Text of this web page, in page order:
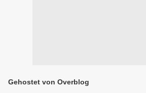
Gehostet von Overblog